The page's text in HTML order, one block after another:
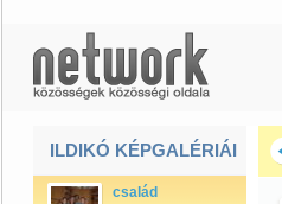
ILDIKÓ KÉPGALÉRIÁI
család